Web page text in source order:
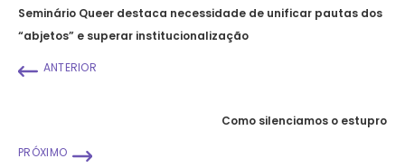
Seminário Queer destaca necessidade de unificar pautas dos
“abjetos” e superar institucionalização
ANTERIOR
Como silenciamos o estupro
PRÓXIMO